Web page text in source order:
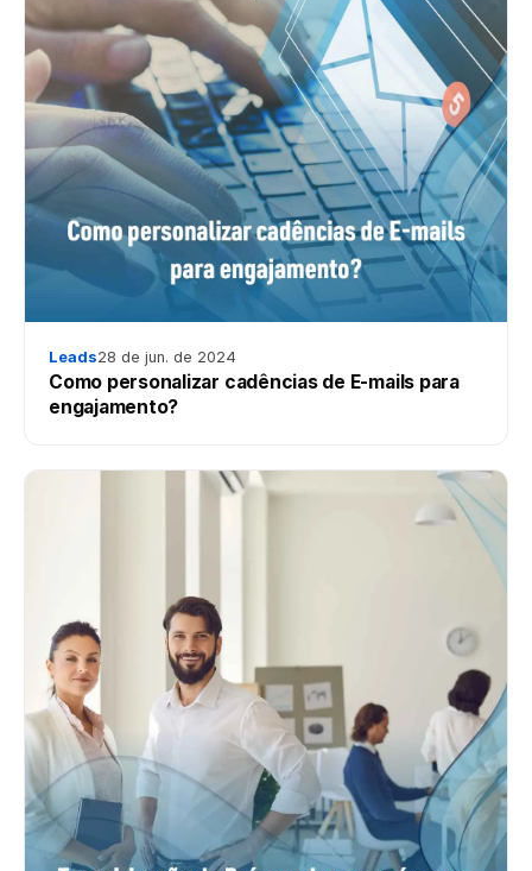
Leads28 de jun. de 2024
Como personalizar cadências de E-mails para
engajamento?